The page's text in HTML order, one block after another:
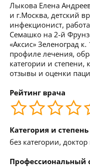
Лыкова Елена
и г.Москва, детский
инфекционист,
Семашко на 2-й
«Аксис» Зеленоград
профиле лечения,
категории и степени,
отзывы и оценки
Рейтинг врача
Категория и степень
без категории, доктор
Профессиональный